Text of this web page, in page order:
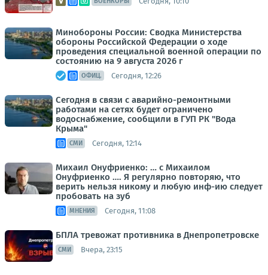
Минобороны России: Сводка Министерства
обороны Российской Федерации о ходе
проведения специальной военной операции по
состоянию на 9 августа 2026 г
ОФИЦ. Сегодня, 12:26
Сегодня в связи с аварийно-ремонтными
работами на сетях будет ограничено
водоснабжение, сообщили в ГУП РК "Вода
Крыма"
СМИ Сегодня, 12:14
Михаил Онуфриенко: … с Михаилом
Онуфриенко …. Я регулярно повторяю, что
верить нельзя никому и любую инф-ию следует
пробовать на зуб
МНЕНИЯ Сегодня, 11:08
БПЛА тревожат противника в Днепропетровске
СМИ Вчера, 23:15